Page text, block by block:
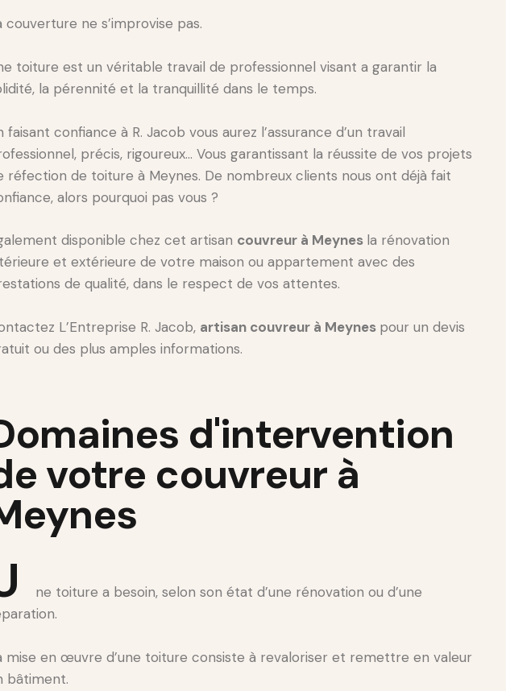
couverture ne s’improvise pas.
toiture est un véritable travail de professionnel visant a garantir la
la pérennité et la tranquillité dans le temps.
faisant confiance à R. Jacob vous aurez l’assurance d’un travail
précis, rigoureux… Vous garantissant la réussite de vos projets
réfection de toiture à Meynes. De nombreux clients nous ont déjà fait
alors pourquoi pas vous ?
disponible chez cet artisan couvreur à Meynes la rénovation
et extérieure de votre maison ou appartement avec des
de qualité, dans le respect de vos attentes.
L’Entreprise R. Jacob, artisan couvreur à Meynes pour un devis
ou des plus amples informations.
d'intervention
votre couvreur à
ne toiture a besoin, selon son état d’une rénovation ou d’une
mise en œuvre d’une toiture consiste à revaloriser et remettre en valeur
bâtiment.